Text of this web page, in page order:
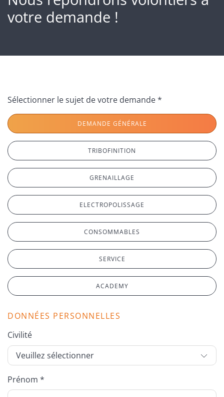
votre demande !
Sélectionner le sujet de votre demande *
DEMANDE GÉNÉRALE
TRIBOFINITION
GRENAILLAGE
ELECTROPOLISSAGE
CONSOMMABLES
SERVICE
ACADEMY
DONNÉES PERSONNELLES
Civilité
Prénom *